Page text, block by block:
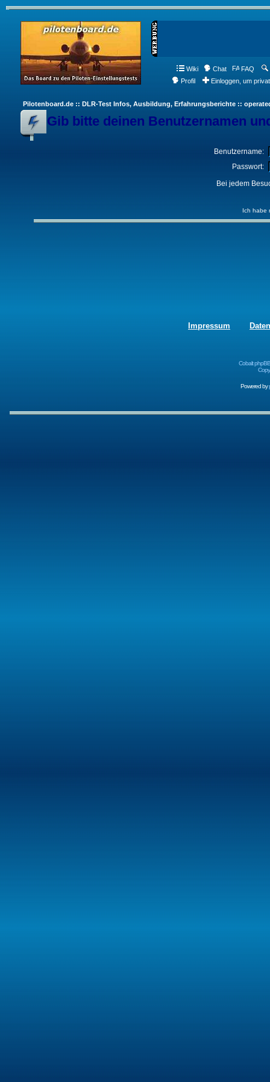
Wiki Chat FAQ
Profil
Einloggen, um
Pilotenboard.de :: DLR-Test Infos, Ausbildung, Erfahrungsberichte ::
Gib bitte deinen Benutzernamen
Benutzername:
Passwort:
Bei jedem
Ich habe
Impressum
Cobalt
Powered by